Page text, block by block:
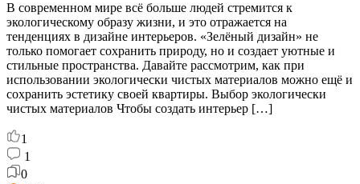
В современном мире всё больше людей стремится к
экологическому образу жизни, и это отражается на
тенденциях в дизайне интерьеров. «Зелёный дизайн» не
только помогает сохранить природу, но и создает уютные и
стильные пространства. Давайте рассмотрим, как при
использовании экологически чистых материалов можно ещё и
сохранить эстетику своей квартиры. Выбор экологически
чистых материалов Чтобы создать интерьер […]
1
1
0